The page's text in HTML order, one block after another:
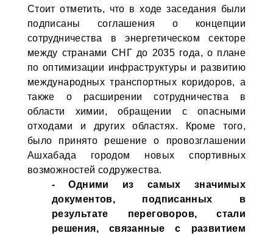
Стоит отметить, что в ходе заседания были
подписаны соглашения о концепции
сотрудничества в энергетическом секторе
между странами СНГ до 2035 года, о плане
по оптимизации инфраструктуры и развитию
международных транспортных коридоров, а
также о расширении сотрудничества в
области химии, обращении с опасными
отходами и других областях. Кроме того,
было принято решение о провозглашении
Ашхабада городом новых спортивных
возможностей содружества.
- Одними из самых значимых
документов, подписанных в
результате переговоров, стали
решения, связанные с развитием